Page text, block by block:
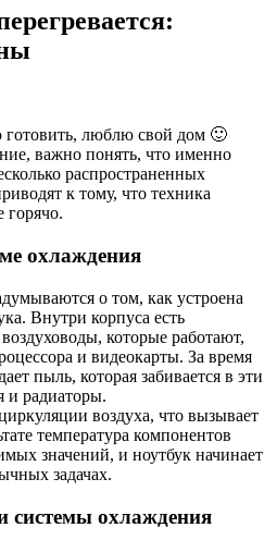
люблю свой дом 🙂
важно понять, что именно
распространенных
к тому, что техника
горячо.
охлаждения
о том, как устроена
Внутри корпуса есть
которые работают,
и видеокарты. За время
пыль, которая забивается в эти
и радиаторы.
воздуха, что вызывает
температура компонентов
значений, и ноутбук начинает
задачах.
системы охлаждения